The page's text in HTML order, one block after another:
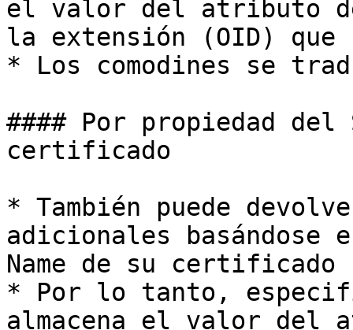
el valor del atributo
la extensión (OID) que
* Los comodines se
#### Por propiedad del
certificado
* También puede
adicionales basándose
Name de su certificado
* Por lo tanto,
almacena el valor del